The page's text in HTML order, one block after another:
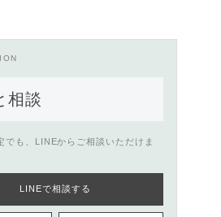
相談
でも、LINEからご相談いただけま
LINEで相談する